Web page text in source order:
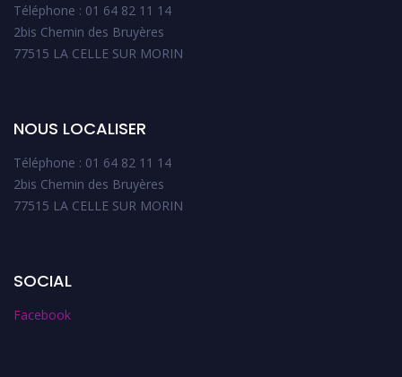
Téléphone : 01 64 82 11 14
2bis Chemin des Bruyères
77515 LA CELLE SUR MORIN
NOUS LOCALISER
Téléphone : 01 64 82 11 14
2bis Chemin des Bruyères
77515 LA CELLE SUR MORIN
SOCIAL
Facebook